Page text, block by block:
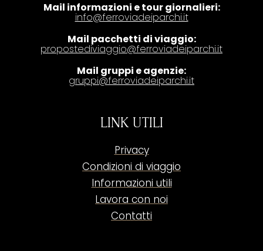
Mail informazioni e tour giornalieri:
info@ferroviadeiparchi.it
Mail pacchetti di viaggio:
propostediviaggio@ferroviadeiparchi.it
Mail gruppi e agenzie:
gruppi@ferroviadeiparchi.it
LINK UTILI
Privacy
Condizioni di viaggio
Informazioni utili
Lavora con noi
Contatti